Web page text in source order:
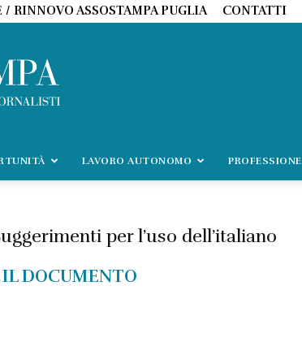
RINNOVO ASSOSTAMPA PUGLIA CONTATTI
LAVORO AUTONOMO PROFESSIONE
per l’uso dell’italiano
DOCUMENTO